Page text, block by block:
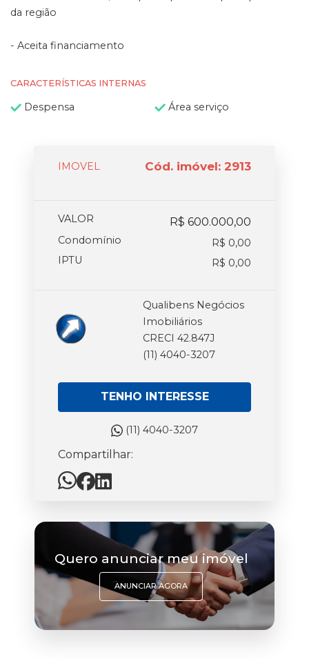
da região
- Aceita financiamento
CARACTERÍSTICAS INTERNAS
Despensa Área serviço
IMOVEL Cód. imóvel: 2913
VALOR R$ 600.000,00
Condomínio
R$ 0,00
IPTU
R$ 0,00
Qualibens Negócios
Imobiliários
CRECI 42.847J
(11) 4040-3207
TENHO INTERESSE
(11) 4040-3207
Compartilhar:
Quero anunciar meu imóvel
ANUNCIAR AGORA